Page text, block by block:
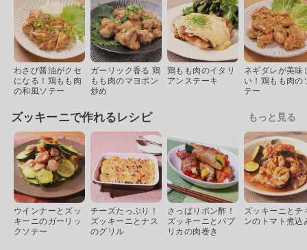
わさび醤油がクセ
になる！鶏もも肉
の和風ソテー
ガーリック香る 鶏
もも肉のマヨポン
炒め
鶏もも肉のイタリ
アンステーキ
ネギダレが美味
い！鶏もも肉の
テー
ズッキーニで作れるレシピ もっと見る
ウインナーとズッ
キーニのガーリッ
クソテー
チーズたっぷり！
ズッキーニとナス
のグリル
さっぱりポン酢！
ズッキーニとパプ
リカの肉巻き
ズッキーニとチ
ンのトマト煮込